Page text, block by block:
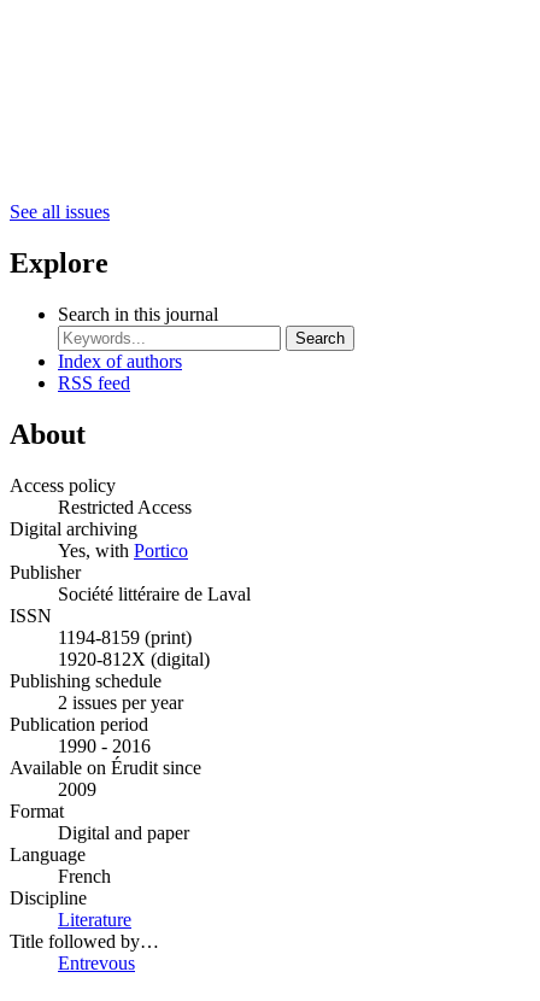
See all issues
Explore
Search in this journal
Search
Index of authors
RSS feed
About
Access policy
Restricted Access
Digital archiving
Yes, with Portico
Publisher
Société littéraire de Laval
ISSN
1194-8159 (print)
1920-812X (digital)
Publishing schedule
2 issues per year
Publication period
1990 - 2016
Available on Érudit since
2009
Format
Digital and paper
Language
French
Discipline
Literature
Title followed by…
Entrevous